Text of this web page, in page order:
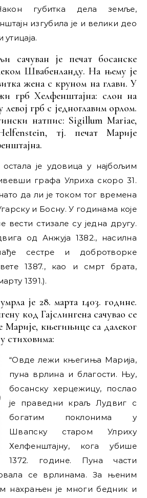
губитка дела земље,
изгубила је и велики део
сачуван је печат босанске
Швабенланду. На њему је
жена с круном на глави. У
грб Хелфенштајна: слон на
грб с једноглавим орлом.
натпис: Sigillum Mariae,
тј. печат Марије
је удовица у најбољим
графа Улриха скоро 31.
да ли је током тог времена
и Босну. У годинама које
вести стизале су једна другу.
од Анжуја 1382., насилна
сестре и добротворке
1387., као и смрт брата,
1391.).
је 28. марта 1403. године.
код Гајслингена сачувао се
Марије, књегињице са далеког
стиховима:
“Овде лежи књегиња Марија,
пуна врлина и благости. Њу,
босанску херцежицу, послао
је праведни краљ Лудвиг с
богатим поклонима у
Швапску старом Улриху
Хелфенштајну, кога убише
1372. године. Пуна части
се врлинама. За њеним
нахрањен је многи бедник и